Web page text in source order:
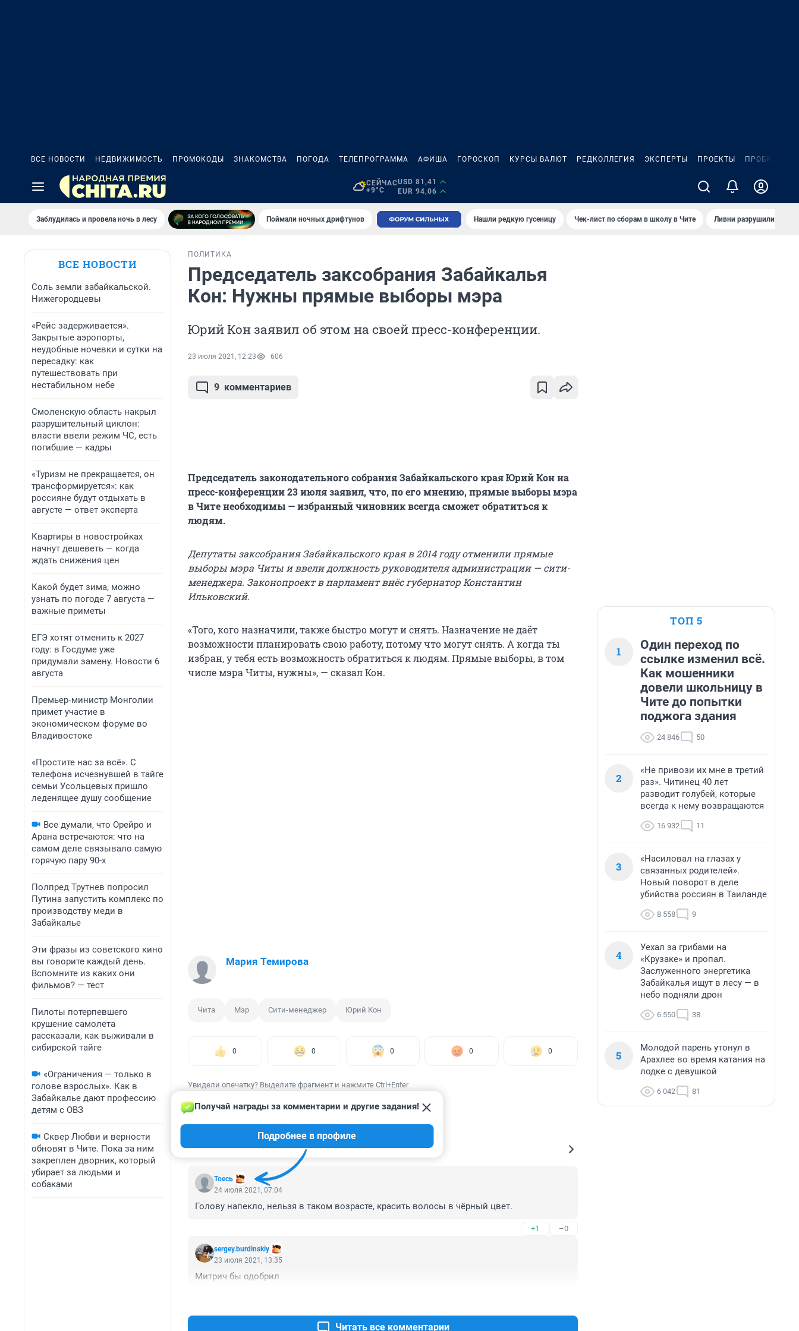
ВСЕ НОВОСТИ НЕДВИЖИМОСТЬ ПРОМОКОДЫ ЗНАКОМСТВА ПОГОДА ТЕЛЕПРОГРАММА АФИША ГОРОСКОП КУРСЫ ВАЛЮТ РЕДКОЛЛЕГИЯ ЭКСПЕРТЫ ПРОЕКТЫ ПРОБКИ
СЕЙЧАС
+9°C
USD 81,41
EUR 94,06
Заблудилась и провела ночь в лесу Поймали ночных дрифтунов Нашли редкую гусеницу Чек-лист по сборам в школу в Чите Ливни разрушили
ВСЕ НОВОСТИ
Соль земли забайкальской.
Нижегородцевы
«Рейс задерживается».
Закрытые аэропорты,
неудобные ночевки и сутки на
пересадку: как
путешествовать при
нестабильном небе
Смоленскую область накрыл
разрушительный циклон:
власти ввели режим ЧС, есть
погибшие — кадры
«Туризм не прекращается, он
трансформируется»: как
россияне будут отдыхать в
августе — ответ эксперта
Квартиры в новостройках
начнут дешеветь — когда
ждать снижения цен
Какой будет зима, можно
узнать по погоде 7 августа —
важные приметы
ЕГЭ хотят отменить к 2027
году: в Госдуме уже
придумали замену. Новости 6
августа
Премьер‑министр Монголии
примет участие в
экономическом форуме во
Владивостоке
«Простите нас за всё». С
телефона исчезнувшей в тайге
семьи Усольцевых пришло
леденящее душу сообщение
Все думали, что Орейро и
Арана встречаются: что на
самом деле связывало самую
горячую пару 90-х
Полпред Трутнев попросил
Путина запустить комплекс по
производству меди в
Забайкалье
Эти фразы из советского кино
вы говорите каждый день.
Вспомните из каких они
фильмов? — тест
Пилоты потерпевшего
крушение самолета
рассказали, как выживали в
сибирской тайге
«Ограничения — только в
голове взрослых». Как в
Забайкалье дают профессию
детям с ОВЗ
Сквер Любви и верности
обновят в Чите. Пока за ним
закреплен дворник, который
убирает за людьми и
собаками
ПОЛИТИКА
Председатель заксобрания Забайкалья
Кон: Нужны прямые выборы мэра
Юрий Кон заявил об этом на своей пресс-конференции.
23 июля 2021, 12:23 606
9 комментариев
Председатель законодательного собрания Забайкальского края Юрий Кон на
пресс-конференции 23 июля заявил, что, по его мнению, прямые выборы мэра
в Чите необходимы — избранный чиновник всегда сможет обратиться к
людям.
Депутаты заксобрания Забайкальского края в 2014 году отменили прямые
выборы мэра Читы и ввели должность руководителя администрации — сити-
менеджера. Законопроект в парламент внёс губернатор Константин
Ильковский.
«Того, кого назначили, также быстро могут и снять. Назначение не даёт
возможности планировать свою работу, потому что могут снять. А когда ты
избран, у тебя есть возможность обратиться к людям. Прямые выборы, в том
числе мэра Читы, нужны», — сказал Кон.
Мария Темирова
Чита Мэр Сити-менеджер Юрий Кон
0 0 0 0 0
Увидели опечатку? Выделите фрагмент и нажмите Ctrl+Enter
КОММЕНТАРИИ 9
Тоесь
Получай награды за комментарии и другие задания!
Подробнее в профиле
24 июля 2021, 07:04
Голову напекло, нельзя в таком возрасте, красить волосы в чёрный цвет.
+1 –0
sergey.burdinskiy
23 июля 2021, 13:35
Митрич бы одобрил
Читать все комментарии
ТОП 5
1
Один переход по
ссылке изменил всё.
Как мошенники
довели школьницу в
Чите до попытки
поджога здания
24 846 50
2
«Не привози их мне в третий
раз». Читинец 40 лет
разводит голубей, которые
всегда к нему возвращаются
16 932 11
3
«Насиловал на глазах у
связанных родителей».
Новый поворот в деле
убийства россиян в Таиланде
8 558 9
4
Уехал за грибами на
«Крузаке» и пропал.
Заслуженного энергетика
Забайкалья ищут в лесу — в
небо подняли дрон
6 550 38
5
Молодой парень утонул в
Арахлее во время катания на
лодке с девушкой
6 042 81